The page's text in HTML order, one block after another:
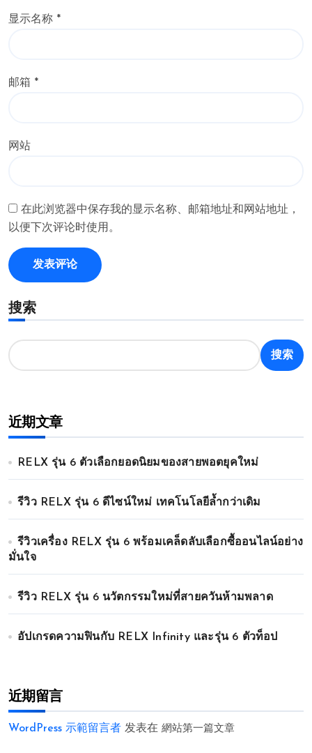
显示名称 *
邮箱 *
网站
在此浏览器中保存我的显示名称、邮箱地址和网站地址，
以便下次评论时使用。
搜索
搜索
近期文章
RELX รุ่น 6 ตัวเลือกยอดนิยมของสายพอตยุคใหม่
รีวิว RELX รุ่น 6 ดีไซน์ใหม่ เทคโนโลยีล้ำกว่าเดิม
รีวิวเครื่อง RELX รุ่น 6 พร้อมเคล็ดลับเลือกซื้ออนไลน์อย่าง
มั่นใจ
รีวิว RELX รุ่น 6 นวัตกรรมใหม่ที่สายควันห้ามพลาด
อัปเกรดความฟินกับ RELX Infinity และรุ่น 6 ตัวท็อป
近期留言
WordPress 示範留言者 发表在 網站第一篇文章